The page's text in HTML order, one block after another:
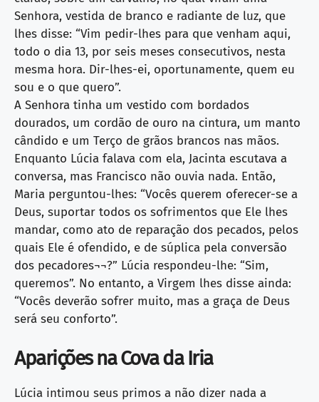
Senhora, vestida de branco e radiante de luz, que
lhes disse: “Vim pedir-lhes para que venham aqui,
todo o dia 13, por seis meses consecutivos, nesta
mesma hora. Dir-lhes-ei, oportunamente, quem eu
sou e o que quero”.
A Senhora tinha um vestido com bordados
dourados, um cordão de ouro na cintura, um manto
cândido e um Terço de grãos brancos nas mãos.
Enquanto Lúcia falava com ela, Jacinta escutava a
conversa, mas Francisco não ouvia nada. Então,
Maria perguntou-lhes: “Vocês querem oferecer-se a
Deus, suportar todos os sofrimentos que Ele lhes
mandar, como ato de reparação dos pecados, pelos
quais Ele é ofendido, e de súplica pela conversão
dos pecadores¬¬?” Lúcia respondeu-lhe: “Sim,
queremos”. No entanto, a Virgem lhes disse ainda:
“Vocês deverão sofrer muito, mas a graça de Deus
será seu conforto”.
Aparições na Cova da Iria
Lúcia intimou seus primos a não dizer nada a